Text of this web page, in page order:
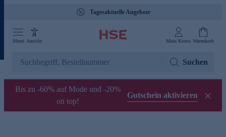
Tagesaktuelle Angebote
Menü Ansicht Mein Konto Warenkorb
Suchen
Bis zu -60% auf Mode und -20%
on top!
Gutschein aktivieren